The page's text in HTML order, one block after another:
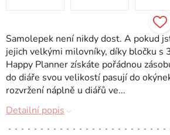
Samolepek není nikdy dost. A pokud
jejich velkými milovníky, díky bločku s
Happy Planner získáte pořádnou
do diáře svou velikostí pasují do
rozvržení náplně u diářů ve...
Detailní popis